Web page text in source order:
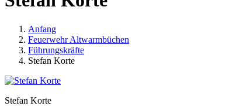
Anfang
Feuerwehr Altwarmbüchen
Führungskräfte
Stefan Korte
Stefan Korte